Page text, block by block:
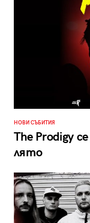
НОВИ СЪБИТИЯ
The Prodigy
лято